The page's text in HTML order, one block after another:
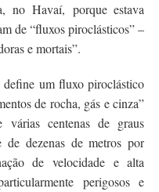
no Havaí, porque estava
de “fluxos piroclásticos” –
e mortais”.
um fluxo piroclástico
de rocha, gás e cinza”
várias centenas de graus
dezenas de metros por
de velocidade e alta
perigosos e